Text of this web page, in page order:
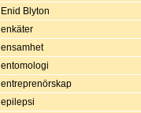
Enid Blyton
enkäter
ensamhet
entomologi
entreprenörskap
epilepsi